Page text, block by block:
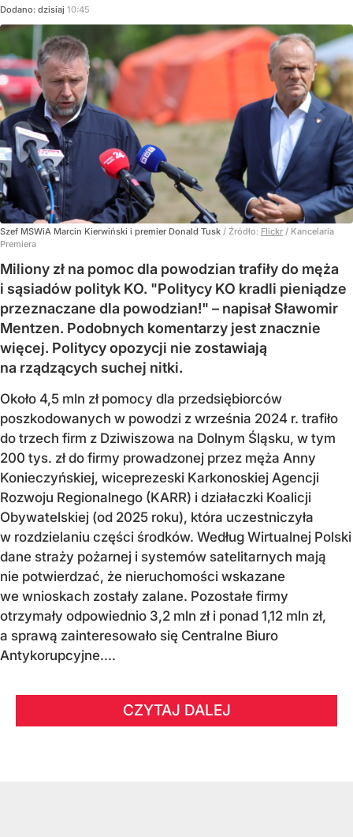
Dodano: dzisiaj 10:45
Szef MSWiA Marcin Kierwiński i premier Donald Tusk / Źródło: Flickr / Kancelaria
Premiera
Miliony zł na pomoc dla powodzian trafiły do męża
i sąsiadów polityk KO. "Politycy KO kradli pieniądze
przeznaczane dla powodzian!" – napisał Sławomir
Mentzen. Podobnych komentarzy jest znacznie
więcej. Politycy opozycji nie zostawiają
na rządzących suchej nitki.
Około 4,5 mln zł pomocy dla przedsiębiorców
poszkodowanych w powodzi z września 2024 r. trafiło
do trzech firm z Dziwiszowa na Dolnym Śląsku, w tym
200 tys. zł do firmy prowadzonej przez męża Anny
Konieczyńskiej, wiceprezeski Karkonoskiej Agencji
Rozwoju Regionalnego (KARR) i działaczki Koalicji
Obywatelskiej (od 2025 roku), która uczestniczyła
w rozdzielaniu części środków. Według Wirtualnej Polski
dane straży pożarnej i systemów satelitarnych mają
nie potwierdzać, że nieruchomości wskazane
we wnioskach zostały zalane. Pozostałe firmy
otrzymały odpowiednio 3,2 mln zł i ponad 1,12 mln zł,
a sprawą zainteresowało się Centralne Biuro
Antykorupcyjne....
CZYTAJ DALEJ